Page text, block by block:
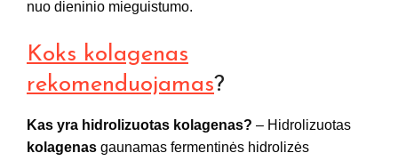
nuo dieninio mieguistumo.
Koks kolagenas
rekomenduojamas?
Kas yra hidrolizuotas kolagenas? – Hidrolizuotas
kolagenas gaunamas fermentinės hidrolizės